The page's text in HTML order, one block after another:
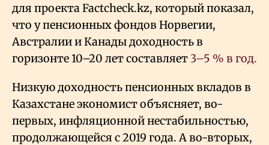
для проекта Factcheck.kz, который показал,
что у пенсионных фондов Норвегии,
Австралии и Канады доходность в
горизонте 10–20 лет составляет 3–5 % в год.
Низкую доходность пенсионных вкладов в
Казахстане экономист объясняет, во-
первых, инфляционной нестабильностью,
продолжающейся с 2019 года. А во-вторых,